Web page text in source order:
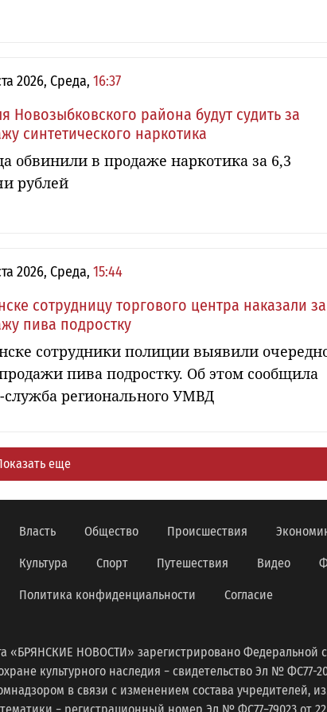
2026, Среда, 16:37
Новозыбковского района будут судить за
синтетического наркотика
обвинили в продаже наркотика за 6,3
рублей
2026, Среда, 15:44
сотрудницу торгового центра наказали за
пива подростку
сотрудники полиции выявили
пива подростку. Об этом сообщила
служба регионального УМВД
еще
Власть Общество Происшествия
Культура Спорт Путешествия Видео
Политика конфиденциальности Согласие
«БРЯНСКИЕ НОВОСТИ» зарегистрировано Федеральной
культурного наследия − свидетельство Эл № ФС77-
в связи с изменением состава учредителей,